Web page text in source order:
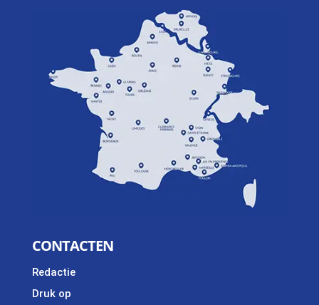
CONTACTEN
Redactie
Druk op